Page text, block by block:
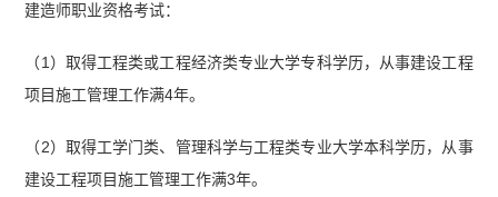
建造师职业资格考试：
（1）取得工程类或工程经济类专业大学专科学历，从事建设工程
项目施工管理工作满4年。
（2）取得工学门类、管理科学与工程类专业大学本科学历，从事
建设工程项目施工管理工作满3年。